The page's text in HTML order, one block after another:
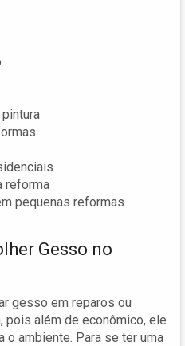
reforma
pequenas reformas
Gesso no
gesso em reparos ou
pois além de econômico, ele
o ambiente. Para se ter uma